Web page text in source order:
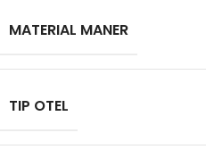
MATERIAL MANER
TIP OTEL